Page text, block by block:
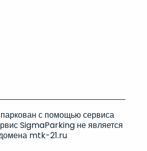
с помощью сервиса
SigmaParking не является
mtk-21.ru